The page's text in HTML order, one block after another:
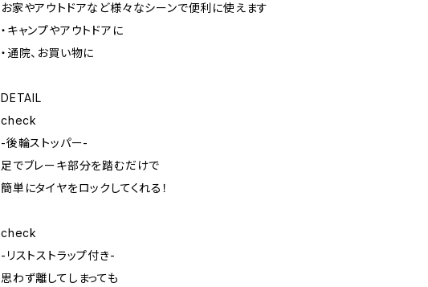
お家やアウトドアなど様々なシーンで便利に使えます
・キャンプやアウトドアに
・通院、お買い物に
DETAIL
check
-後輪ストッパー-
足でブレーキ部分を踏むだけで
簡単にタイヤをロックしてくれる！
check
-リストストラップ付き-
思わず離してしまっても